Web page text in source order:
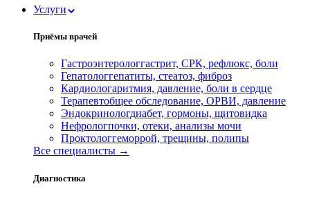
Услуги
Приёмы врачей
Гастроэнтерологгастрит, СРК, рефлюкс, боли
Гепатологгепатиты, стеатоз, фиброз
Кардиологаритмия, давление, боли в сердце
Терапевтобщее обследование, ОРВИ, давление
Эндокринологдиабет, гормоны, щитовидка
Нефрологпочки, отеки, анализы мочи
Проктологгеморрой, трещины, полипы
Все специалисты →
Диагностика